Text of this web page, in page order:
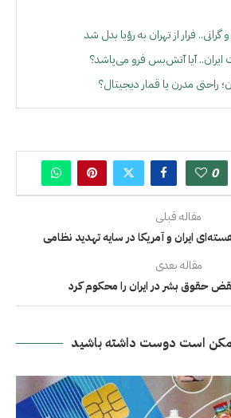
فرار از تهران به رؤیا بدل شد
آیا آتش‌بس فرو می‌پاشد؟
راحتی مدرن یا قمار دیجیتال؟
0
مقاله قبلی
ایران و آمریکا در سایه تهدید نظامی
مقاله بعدی
نقض حقوق بشر در ایران را محکوم کرد
است دوست داشته باشید